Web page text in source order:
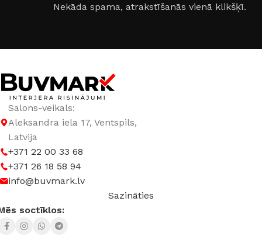
Nekāda spama, atrakstīšanās vienā klikšķī.
Salons-veikals:
Aleksandra iela 17, Ventspils,
Latvija
+371 22 00 33 68
+371 26 18 58 94
info@buvmark.lv
Sazināties
soctīklos: